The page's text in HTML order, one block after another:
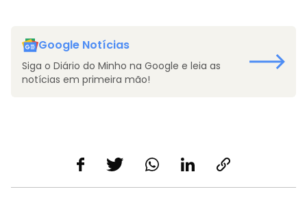
Google Notícias
Siga o Diário do Minho na Google e leia as
notícias em primeira mão!